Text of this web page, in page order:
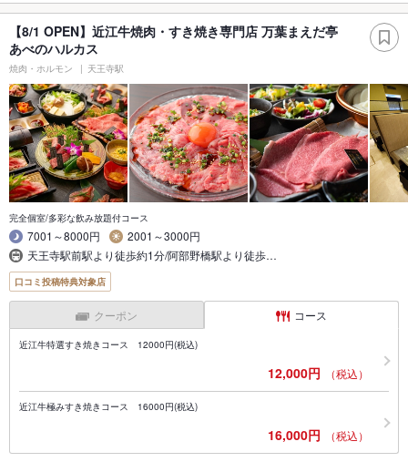
【8/1 OPEN】近江牛焼肉・すき焼き専門店 万葉まえだ亭
あべのハルカス
焼肉・ホルモン 天王寺駅
完全個室/多彩な飲み放題付コース
7001～8000円
2001～3000円
天王寺駅前駅より徒歩約1分/阿部野橋駅より徒歩…
口コミ投稿特典対象店
クーポン コース
近江牛特選すき焼きコース 12000円(税込)
12,000円 （税込）
近江牛極みすき焼きコース 16000円(税込)
16,000円 （税込）